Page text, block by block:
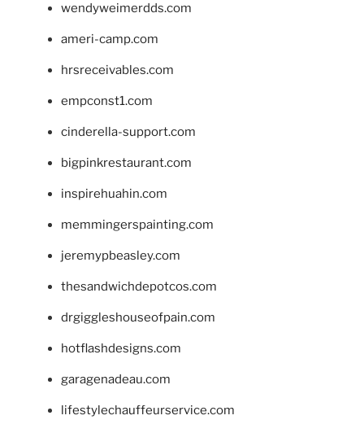
wendyweimerdds.com
ameri-camp.com
hrsreceivables.com
empconst1.com
cinderella-support.com
bigpinkrestaurant.com
inspirehuahin.com
memmingerspainting.com
jeremypbeasley.com
thesandwichdepotcos.com
drgiggleshouseofpain.com
hotflashdesigns.com
garagenadeau.com
lifestylechauffeurservice.com